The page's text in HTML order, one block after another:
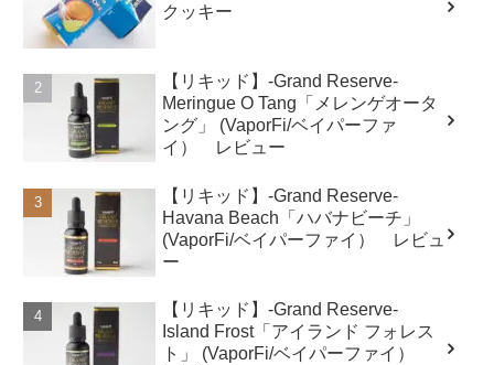
クッキー
【リキッド】-Grand Reserve-
Meringue O Tang「メレンゲオータ
ング」 (VaporFi/ベイパーファ
イ） レビュー
【リキッド】-Grand Reserve-
Havana Beach「ハバナビーチ」
(VaporFi/ベイパーファイ） レビュ
ー
【リキッド】-Grand Reserve-
Island Frost「アイランド フォレス
ト」 (VaporFi/ベイパーファイ）